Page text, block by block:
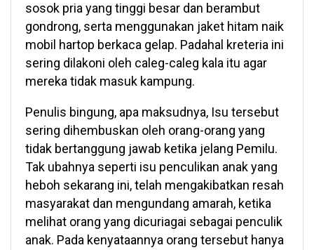
sosok pria yang tinggi besar dan berambut
gondrong, serta menggunakan jaket hitam naik
mobil hartop berkaca gelap. Padahal kreteria ini
sering dilakoni oleh caleg-caleg kala itu agar
mereka tidak masuk kampung.
Penulis bingung, apa maksudnya, Isu tersebut
sering dihembuskan oleh orang-orang yang
tidak bertanggung jawab ketika jelang Pemilu.
Tak ubahnya seperti isu penculikan anak yang
heboh sekarang ini, telah mengakibatkan resah
masyarakat dan mengundang amarah, ketika
melihat orang yang dicuriagai sebagai penculik
anak. Pada kenyataannya orang tersebut hanya